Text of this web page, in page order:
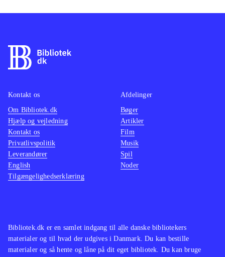
hendes elskede Ruth hørte til. Og
troværdig og medrivende fortalt med
humor, megen dialog og solide
sted. Forsiden er forsynet med billede
af skuespillere fra filmen, og selv om
bagsideteksten har kludret lidt i det
med navnene, præsenterer den
romanen udmærket
Bibliotek.dk er en samlet indgang til alle danske bibliotekers
materialer og til hvad der udgives i Danmark. Du kan bestille
materialer og så hente og låne på dit eget bibliotek. Du kan bruge
Kontakt os
Om Bibliotek.dk
Hjælp og vejledning
Kontakt os
Privatlivspolitik
Leverandører
English
Tilgængelighedserklæring
Afdelinger
Bøger
Artikler
Film
Musik
Spil
Noder